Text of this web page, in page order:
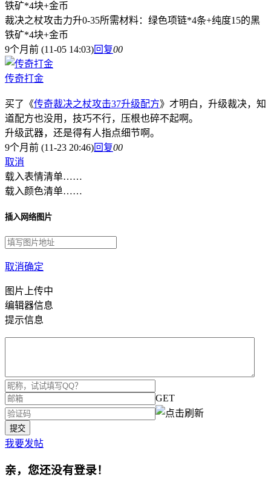
铁矿*4块+金币
裁决之杖攻击力升0-35所需材料：绿色项链*4条+纯度15的黑
铁矿*4块+金币
9个月前 (11-05 14:03)回复00
传奇打金
买了《传奇裁决之杖攻击37升级配方》才明白，升级裁决，知
道配方也没用，技巧不行，压根也碎不起啊。
升级武器，还是得有人指点细节啊。
9个月前 (11-23 20:46)回复00
取消
载入表情清单……
载入颜色清单……
插入网络图片
取消确定
图片上传中
编辑器信息
提示信息
GET
我要发帖
亲，您还没有登录！